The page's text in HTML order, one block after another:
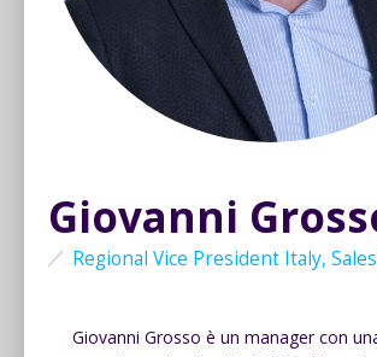
Giovanni
Regional Vice President Italy,
Giovanni Grosso è un manager con